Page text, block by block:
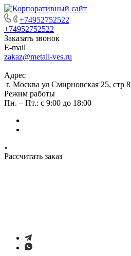
+74952752522
+74952752522
Заказать звонок
E-mail
zakaz@metall-ves.ru
Адрес
г. Москва ул Смирновская 25, стр 8
Режим работы
Пн. – Пт.: с 9:00 до 18:00
Рассчитать заказ